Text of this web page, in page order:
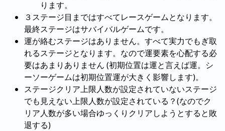
ります。
３ステージ目まではすべてレースゲームとなります。
最終ステージはサバイバルゲームです。
運が絡むステージはありません。すべて実力でもぎ取
れるステージとなります。なので運要素を心配する必
要はあまりありません (初期位置は運と言えば運。シ
ーソーゲームは初期位置運が大きく影響します)。
ステージクリア上限人数が設定されていないステージ
でも見えない上限人数が設定されている？(なのでク
リア人数が多い場合ゆっくりクリアしようとすると敗
退する)